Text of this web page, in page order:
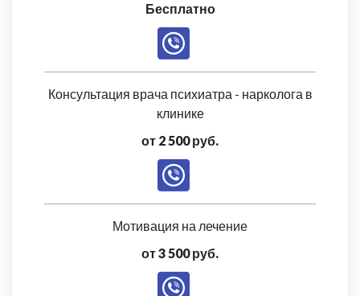
Бесплатно
Консультация врача психиатра - нарколога в
клинике
от 2 500 руб.
Мотивация на лечение
от 3 500 руб.